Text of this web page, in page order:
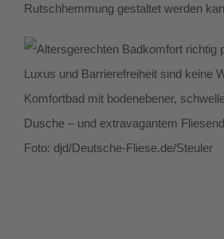
Rutschhemmung gestaltet werden
Luxus und Barrierefreiheit sind keine
Komfortbad mit bodenebener,
Dusche – und extravagantem
Foto: djd/Deutsche-Fliese.de/Steuler